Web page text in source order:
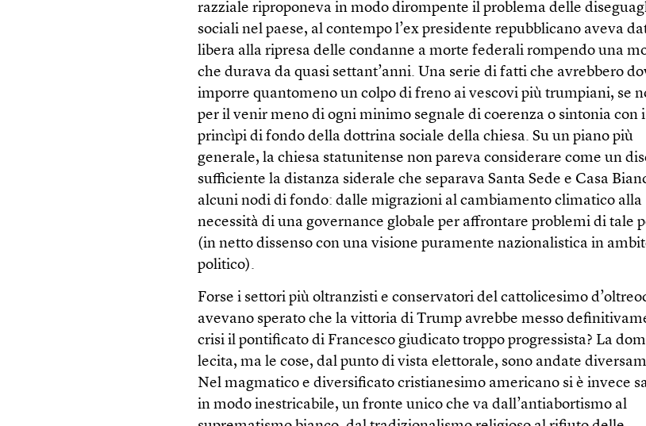
razziale riproponeva in modo dirompente il problema delle
sociali nel paese, al contempo l’ex presidente repubblicano aveva
libera alla ripresa delle condanne a morte federali rompendo una
che durava da quasi settant’anni. Una serie di fatti che avrebbero
imporre quantomeno un colpo di freno ai vescovi più trumpiani, se
per il venir meno di ogni minimo segnale di coerenza o sintonia con i
princìpi di fondo della dottrina sociale della chiesa. Su un piano più
generale, la chiesa statunitense non pareva considerare come un
sufficiente la distanza siderale che separava Santa Sede e Casa
alcuni nodi di fondo: dalle migrazioni al cambiamento climatico alla
necessità di una governance globale per affrontare problemi di tale
(in netto dissenso con una visione puramente nazionalistica in
politico).
Forse i settori più oltranzisti e conservatori del cattolicesimo
avevano sperato che la vittoria di Trump avrebbe messo
crisi il pontificato di Francesco giudicato troppo progressista? La
lecita, ma le cose, dal punto di vista elettorale, sono andate
Nel magmatico e diversificato cristianesimo americano si è invece
in modo inestricabile, un fronte unico che va dall’antiabortismo al